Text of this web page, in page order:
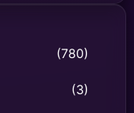
(780)
(3)